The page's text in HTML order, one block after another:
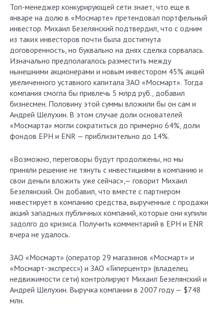
Топ-менеджер конкурирующей сети знает, что еще в
январе на долю в «Мосмарте» претендовал портфельный
инвестор. Михаил Безелянский подтвердил, что с одним
из таких инвесторов почти была достигнута
договоренность, но буквально на днях сделка сорвалась.
Изначально предполагалось разместить между
нынешними акционерами и новым инвестором 45% акций
увеличенного уставного капитала ЗАО «Мосмарт». Тогда
компания смогла бы привлечь 5 млрд руб., добавил
бизнесмен. Половину этой суммы вложили бы он сам и
Андрей Шелухин. В этом случае доли основателей
«Мосмарта» могли сократиться до примерно 64%, доли
фондов EPH и ENR — приблизительно до 14%.
«Возможно, переговоры будут продолжены, но мы
приняли решение не тянуть с инвестициями в компанию и
свои деньги вложить уже сейчас»,— говорит Михаил
Безелянский. Он добавил, что вместе с партнером
инвестирует в компанию средства, вырученные с продажи
акций западных публичных компаний, которые они купили
задолго до кризиса. Получить комментарий в EPH и ENR
вчера не удалось.
ЗАО «Мосмарт» (оператор 29 магазинов «Мосмарт» и
«Мосмарт-экспресс») и ЗАО «Гиперцентр» (владелец
недвижимости сети) контролируют Михаил Безелянский и
Андрей Шелухин. Выручка компании в 2007 году — $748
млн.